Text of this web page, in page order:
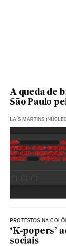
A queda de
São Paulo
LAÍS MARTINS
PROTESTOS NA
‘K-popers’
sociais